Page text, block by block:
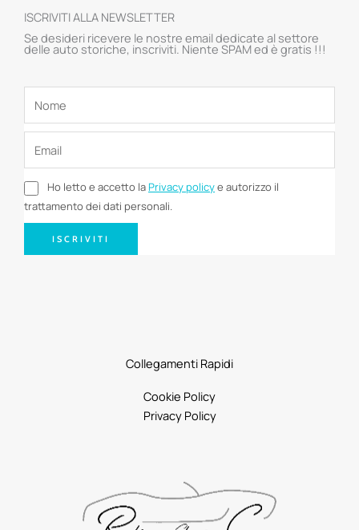
ISCRIVITI ALLA NEWSLETTER
Se desideri ricevere le nostre email dedicate al settore
delle auto storiche, inscriviti. Niente SPAM ed è gratis !!!
Ho letto e accetto laPrivacy policye autorizzo il
trattamento dei dati personali.
ISCRIVITI
Collegamenti Rapidi
Cookie Policy
Privacy Policy